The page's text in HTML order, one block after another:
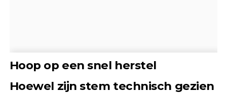
Hoop op een snel herstel
Hoewel zijn stem technisch gezien